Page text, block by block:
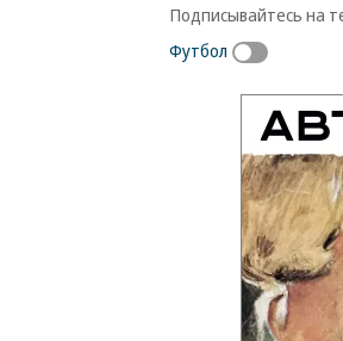
Подписывайтесь на
Футбол